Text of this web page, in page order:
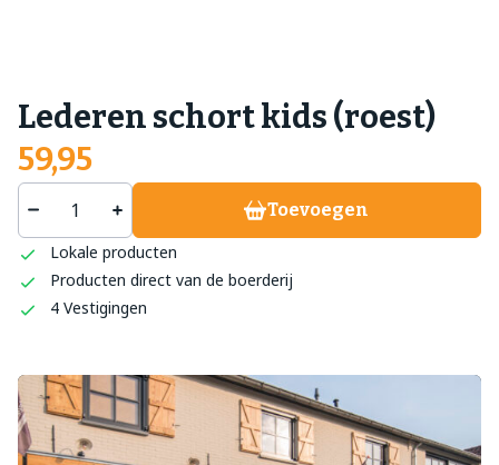
Lederen schort kids (roest)
59,95
Toevoegen
Lokale producten
Producten direct van de boerderij
4 Vestigingen